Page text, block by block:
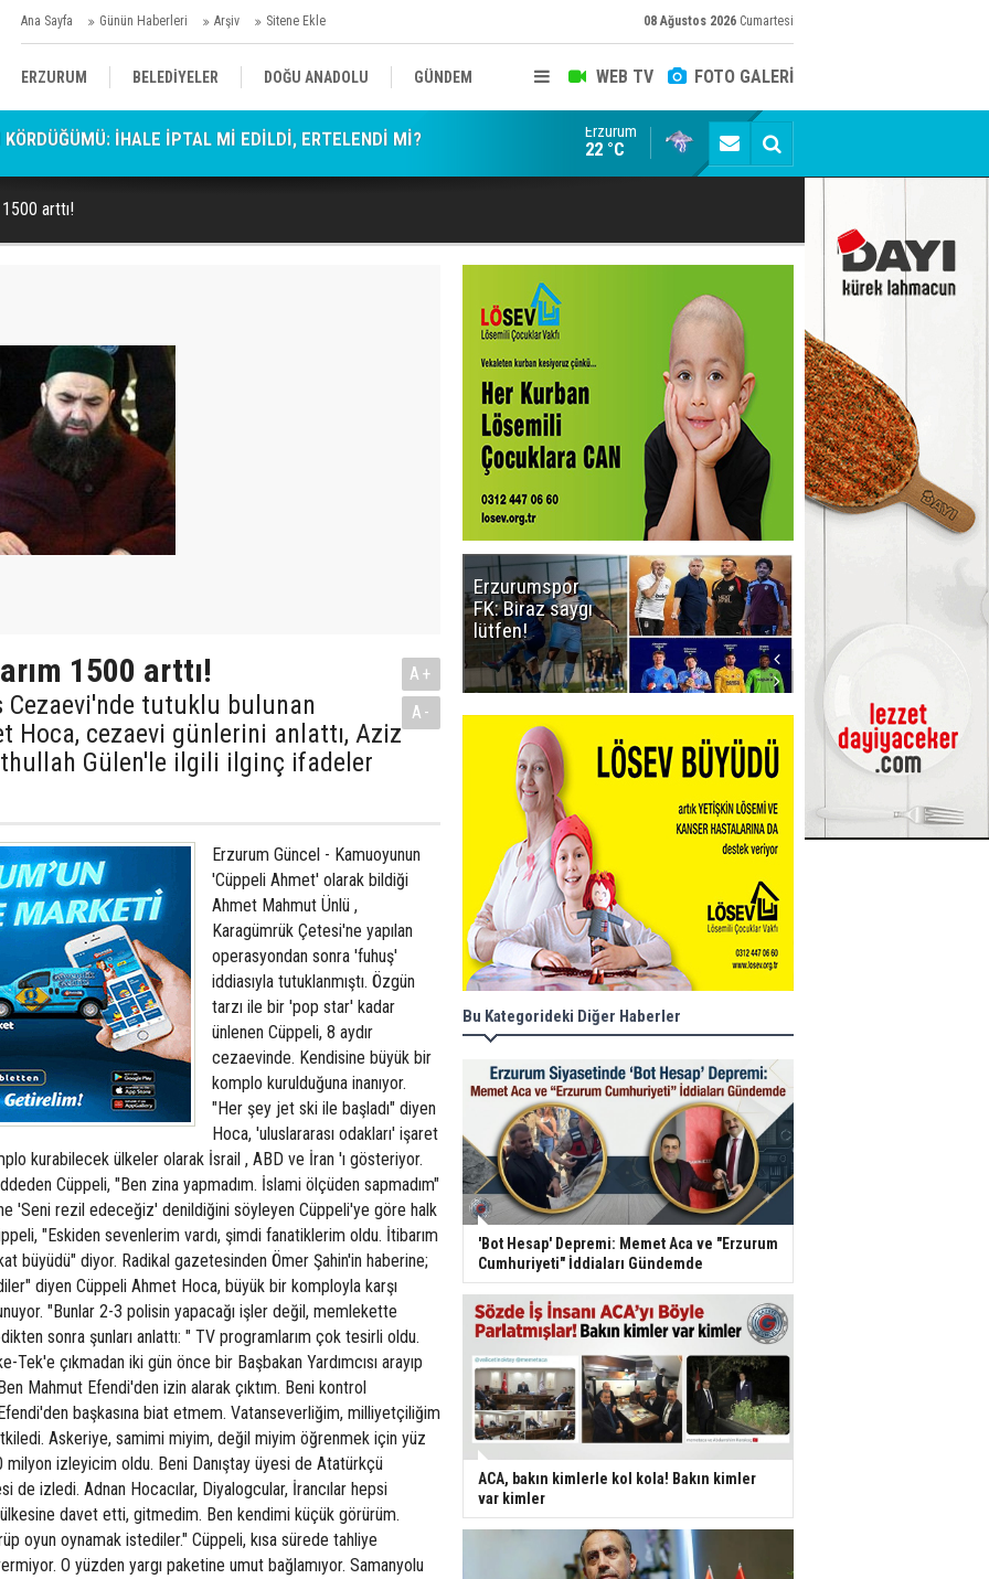
Ana Sayfa Günün Haberleri Arşiv Sitene Ekle 08 Ağustos 2026 Cumartesi
WEB TV FOTO GALERİ
ERZURUM BELEDİYELER DOĞU ANADOLU GÜNDEM
SİYASET AFAD/ SAVAŞ SPOR
KÜLTÜR/SANAT//MAĞAZİN
lütfen! 'Bot Hesap' Depremi: Memet Aca ve "Erzurum
Erzurum
22 °C
arttı!
1500 arttı!
Cezaevi'nde tutuklu bulunan
Hoca, cezaevi günlerini anlattı, Aziz
Gülen'le ilgili ilginç ifadeler
A+
A-
Erzurum Güncel - Kamuoyunun
'Cüppeli Ahmet' olarak bildiği
Ahmet Mahmut Ünlü ,
Karagümrük Çetesi'ne yapılan
operasyondan sonra 'fuhuş'
iddiasıyla tutuklanmıştı. Özgün
tarzı ile bir 'pop star' kadar
ünlenen Cüppeli, 8 aydır
cezaevinde. Kendisine büyük bir
komplo kurulduğuna inanıyor.
"Her şey jet ski ile başladı" diyen
Hoca, 'uluslararası odakları' işaret
kurabilecek ülkeler olarak İsrail , ABD ve İran 'ı gösteriyor.
Cüppeli, "Ben zina yapmadım. İslami ölçüden sapmadım"
'Seni rezil edeceğiz' denildiğini söyleyen Cüppeli'ye göre halk
"Eskiden sevenlerim vardı, şimdi fanatiklerim oldu. İtibarım
büyüdü" diyor. Radikal gazetesinden Ömer Şahin'in haberine;
diyen Cüppeli Ahmet Hoca, büyük bir komployla karşı
"Bunlar 2-3 polisin yapacağı işler değil, memlekette
sonra şunları anlattı: " TV programlarım çok tesirli oldu.
Tek'e çıkmadan iki gün önce bir Başbakan Yardımcısı arayıp
Mahmut Efendi'den izin alarak çıktım. Beni kontrol
başkasına biat etmem. Vatanseverliğim, milliyetçiliğim
Askeriye, samimi miyim, değil miyim öğrenmek için yüz
milyon izleyicim oldu. Beni Danıştay üyesi de Atatürkçü
de izledi. Adnan Hocacılar, Diyalogcular, İrancılar hepsi
ülkesine davet etti, gitmedim. Ben kendimi küçük görürüm.
oyun oynamak istediler." Cüppeli, kısa sürede tahliye
O yüzden yargı paketine umut bağlamıyor. Samanyolu
Erzurumspor
FK: Biraz saygı
lütfen!
büyük başarı
Bu Kategorideki Diğer Haberler
'Bot Hesap' Depremi: Memet Aca ve "Erzurum
Cumhuriyeti" İddiaları Gündemde
ACA, bakın kimlerle kol kola! Bakın kimler
var kimler